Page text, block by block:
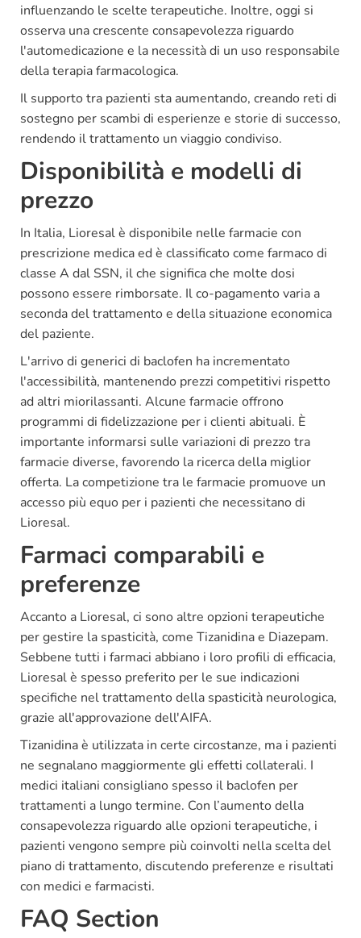
influenzando le scelte terapeutiche. Inoltre, oggi si
osserva una crescente consapevolezza riguardo
l'automedicazione e la necessità di un uso responsabile
della terapia farmacologica.
Il supporto tra pazienti sta aumentando, creando reti di
sostegno per scambi di esperienze e storie di successo,
rendendo il trattamento un viaggio condiviso.
Disponibilità e modelli di
prezzo
In Italia, Lioresal è disponibile nelle farmacie con
prescrizione medica ed è classificato come farmaco di
classe A dal SSN, il che significa che molte dosi
possono essere rimborsate. Il co-pagamento varia a
seconda del trattamento e della situazione economica
del paziente.
L'arrivo di generici di baclofen ha incrementato
l'accessibilità, mantenendo prezzi competitivi rispetto
ad altri miorilassanti. Alcune farmacie offrono
programmi di fidelizzazione per i clienti abituali. È
importante informarsi sulle variazioni di prezzo tra
farmacie diverse, favorendo la ricerca della miglior
offerta. La competizione tra le farmacie promuove un
accesso più equo per i pazienti che necessitano di
Lioresal.
Farmaci comparabili e
preferenze
Accanto a Lioresal, ci sono altre opzioni terapeutiche
per gestire la spasticità, come Tizanidina e Diazepam.
Sebbene tutti i farmaci abbiano i loro profili di efficacia,
Lioresal è spesso preferito per le sue indicazioni
specifiche nel trattamento della spasticità neurologica,
grazie all'approvazione dell'AIFA.
Tizanidina è utilizzata in certe circostanze, ma i pazienti
ne segnalano maggiormente gli effetti collaterali. I
medici italiani consigliano spesso il baclofen per
trattamenti a lungo termine. Con l’aumento della
consapevolezza riguardo alle opzioni terapeutiche, i
pazienti vengono sempre più coinvolti nella scelta del
piano di trattamento, discutendo preferenze e risultati
con medici e farmacisti.
FAQ Section